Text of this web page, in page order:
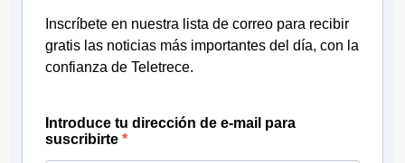
Inscríbete en nuestra lista de correo para recibir
gratis las noticias más importantes del día, con la
confianza de Teletrece.
Introduce tu dirección de e-mail para
suscribirte